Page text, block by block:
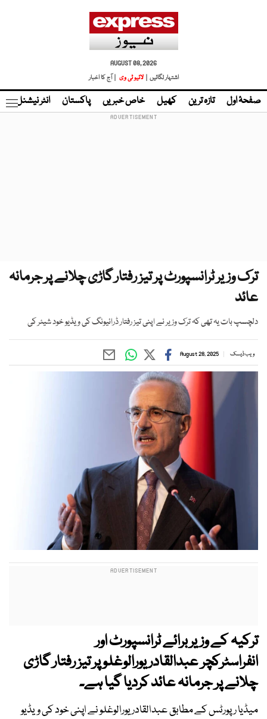
AUGUST 08, 2026
اشتہار لگائیں |
لائیو ٹی وی | آج کا اخبار
صفحۂ اول تازہ ترین کھیل خاص خبریں پاکستان انٹر نیشنل
ترک وزیر ٹرانسپورٹ پر تیز رفتار گاڑی چلانے پر جرمانہ
عائد
دلچسپ بات یہ تھی کہ ترک وزیر نے اپنی تیز رفتار ڈرائیونگ کی ویڈیو خود شیئر کی
ویب ڈیسک August 28, 2025
ترکیہ کے وزیر برائے ٹرانسپورٹ اور
انفراسٹرکچر عبدالقادر یورالوغلو پر تیز رفتار گاڑی
چلانے پر جرمانہ عائد کردیا گیا ہے۔
میڈیا رپورٹس کے مطابق عبدالقادر یورالوغلو نے اپنی خود کی ویڈیو